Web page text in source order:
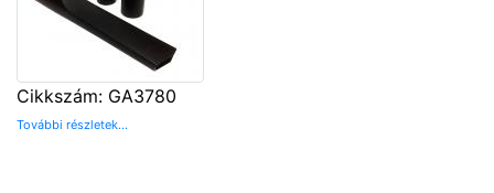
Cikkszám: GA3780
További részletek...